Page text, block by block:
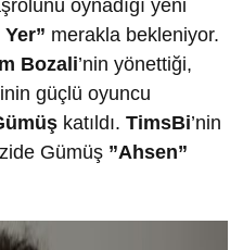
oynadığı yeni
merakla bekleniyor.
Bozali’nin yönettiği,
güçlü oyuncu
katıldı. TimsBi’nin
Gümüş ”Ahsen”